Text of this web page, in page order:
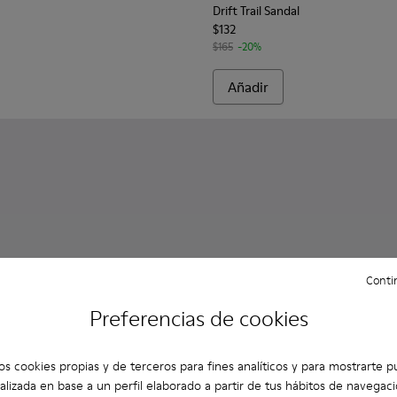
Preferencias de cookies
cookies propias y de terceros para fines analíticos y para mostrarte
en base a un perfil elaborado a partir de tus hábitos de
Drift Trail Sandal
$132
$165 -20%
Añadir